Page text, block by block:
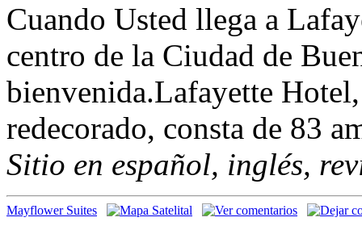
Cuando Usted llega a
centro de la Ciudad de
bienvenida.Lafayette
redecorado, consta de 83
Sitio en español, inglés,
Mayflower Suites